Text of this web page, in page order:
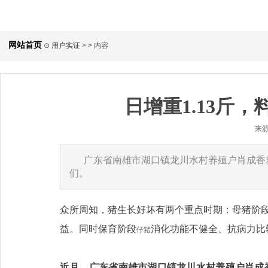
网站首页 ⊙ 用户实证 > > 内容
日增重1.13斤，
来
广东省南雄市湖口镇龙川水村养殖户肖成
们。
众所周知，猪生长好坏有两个重点时期：母猪阶
益。同时保育阶段仔猪消化功能不健全、抗病力